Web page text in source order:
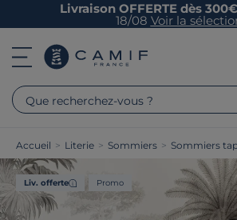
Livraison OFFERTE dès
18/08 Voir la
Que recherchez-vous ?
Accueil > Literie > Sommiers > Sommiers
Liv. offerte Promo